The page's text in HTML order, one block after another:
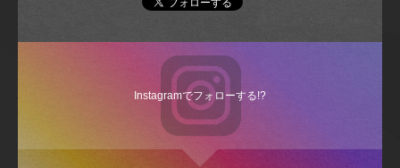
Instagramでフォローする!?